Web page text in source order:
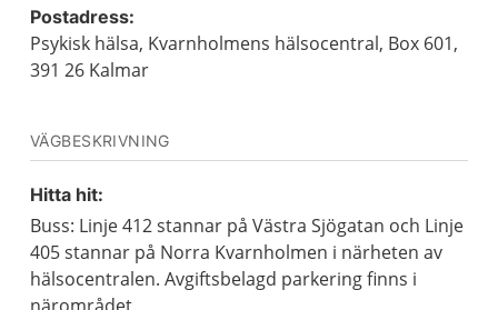
Postadress:
Psykisk hälsa, Kvarnholmens hälsocentral, Box 601,
391 26 Kalmar
VÄGBESKRIVNING
Hitta hit:
Buss: Linje 412 stannar på Västra Sjögatan och Linje
405 stannar på Norra Kvarnholmen i närheten av
hälsocentralen. Avgiftsbelagd parkering finns i